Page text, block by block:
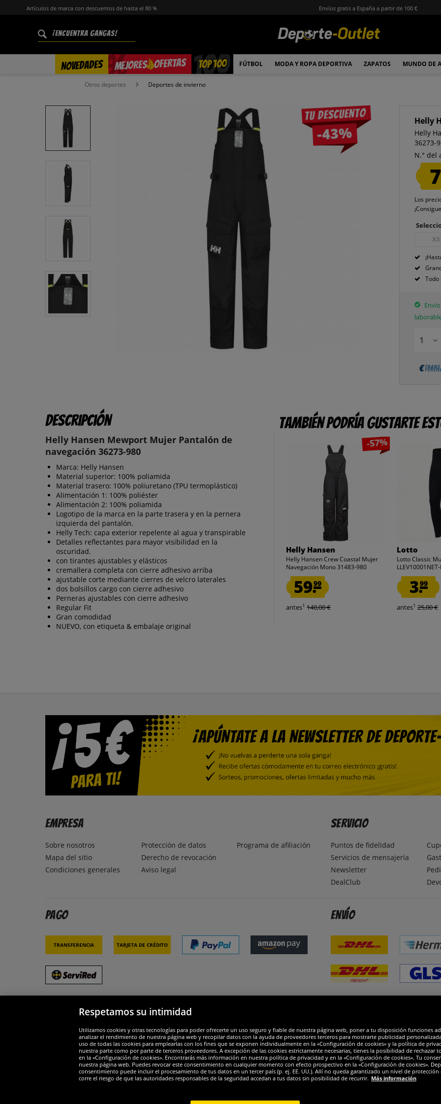
Artículos de marca con descuentos de hasta el 80 % Envíos gratis a España a partir de 100 €
NOVEDADES MEJORES OFERTAS
% TOP 100 FÚTBOL MODA Y ROPA DEPORTIVA ZAPATOS MUNDO DE
Otros deportes Deportes de invierno
Tu descuento
-43%
Helly
Helly
36273-
N.° del
Los
XS
Todo
Descripción
Helly Hansen Mewport Mujer Pantalón de
navegación 36273-980
Marca: Helly Hansen
Material superior: 100% poliamida
Material trasero: 100% poliuretano (TPU termoplástico)
Alimentación 1: 100% poliéster
Alimentación 2: 100% poliamida
Logotipo de la marca en la parte trasera y en la pernera
izquierda del pantalón.
Helly Tech: capa exterior repelente al agua y transpirable
Detalles reflectantes para mayor visibilidad en la
oscuridad.
con tirantes ajustables y elásticos
cremallera completa con cierre adhesivo arriba
ajustable corte mediante cierres de velcro laterales
dos bolsillos cargo con cierre adhesivo
Perneras ajustables con cierre adhesivo
Regular Fit
Gran comodidad
NUEVO, con etiqueta & embalaje original
También podría gustarte
-57%
Helly Hansen
Helly Hansen Crew Coastal Mujer
Navegación Mono 31483-980
59.99
antes1 140,00 €
Lotto
Lotto Classic
3.99
antes1 25,00 €
Empresa
Sobre nosotros
Mapa del sitio
Condiciones generales
Protección de datos
Derecho de revocación
Aviso legal
Programa de afiliación
Servicio
Puntos de fidelidad
Servicios de mensajería
Newsletter
DealClub
Pago
Transferencia Tarjeta de crédito
Envío
Widerruf
Respetamos su intimidad
Utilizamos cookies y otras tecnologías para poder ofrecerte un uso seguro y fiable de nuestra página web, poner a tu disposición funciones
analizar el rendimiento de nuestra página web y recopilar datos con la ayuda de proveedores terceros para mostrarte publicidad
uso de todas las cookies para emplearlas con los fines que se exponen individualmente en la «Configuración de cookies» y la política de
nuestra parte como por parte de terceros proveedores. A excepción de las cookies estrictamente necesarias, tienes la posibilidad de
en la «Configuración de cookies». Encontrarás más información en nuestra política de privacidad y en la «Configuración de cookies». Tu
nuestra página web. Puedes revocar este consentimiento en cualquier momento con efecto prospectivo en la «Configuración de cookies».
consentimiento puede incluir el procesamiento de tus datos en un tercer país (p. ej. EE. UU.). Allí no queda garantizado un nivel de protección
corre el riesgo de que las autoridades responsables de la seguridad accedan a tus datos sin posibilidad de recurrir. Más información